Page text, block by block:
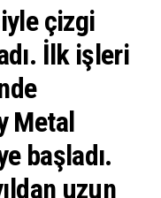
çizgi
İlk işleri
Metal
başladı.
uzun